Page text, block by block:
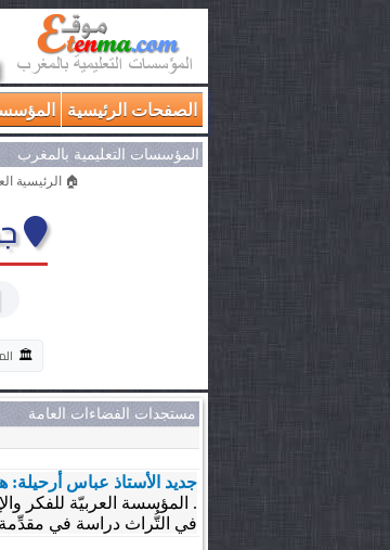
الصفحات الرئيسية
المؤسسات التعليمية بالمغرب
🏠 الرئيسية
🏛️
مستجدات الفضاءات العامة
جديد الأستاذ عباس
. المؤسسة العربيّة للفكر
في التُّراث دراسة في